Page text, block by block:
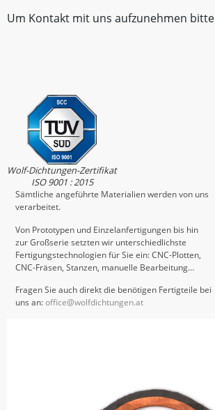
Um Kontakt mit uns aufzunehmen bitte
Wolf-Dichtungen-Zertifikat
ISO 9001 : 2015
Sämtliche angeführte Materialien werden von uns
verarbeitet.
Von Prototypen und Einzelanfertigungen bis hin
zur Großserie setzten wir unterschiedlichste
Fertigungstechnologien für Sie ein: CNC-Plotten,
CNC-Fräsen, Stanzen, manuelle Bearbeitung…
Fragen Sie auch direkt die benötigen Fertigteile bei
uns an:office@wolfdichtungen.at